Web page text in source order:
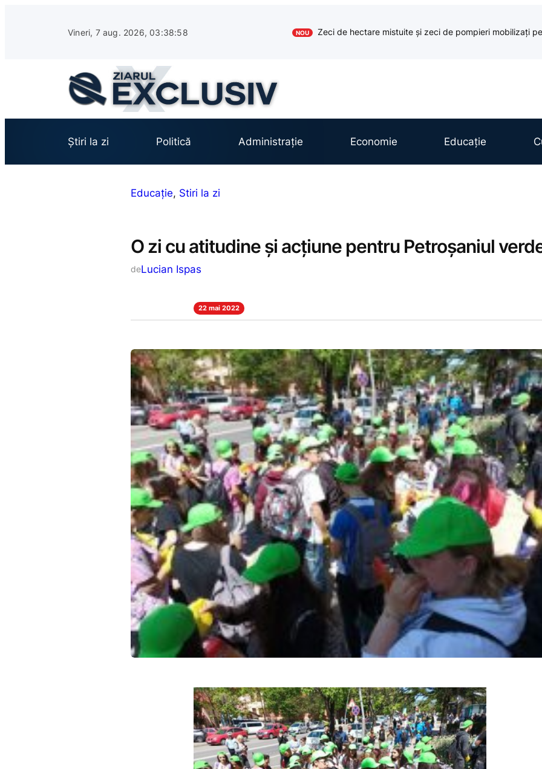
Vineri, 7 aug. 2026, 03:38:59 NOU Zeci de hectare mistuite și zeci de pompieri mobilizați
Știri la zi Politică Administrație Economie Educație
Educație, Stiri la zi
O zi cu atitudine și acțiune pentru Petroșaniul
deLucian Ispas
22 mai 2022